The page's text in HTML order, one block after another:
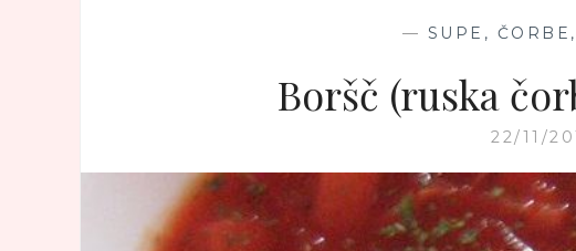
— SUPE,
Boršč (ruska
22/11/